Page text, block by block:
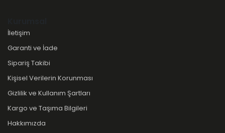
İletişim
Garanti ve İade
Sipariş Takibi
Kişisel Verilerin Korunması
Gizlilik ve Kullanım Şartları
Kargo ve Taşıma Bilgileri
Hakkımızda